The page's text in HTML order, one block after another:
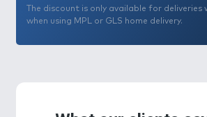
különlegessége, hogy tagjai
magas beltartalmi értékkel
nélkül mindegyik friss tojással
The discount is only available for deliveries
when using MPL or GLS home delivery.